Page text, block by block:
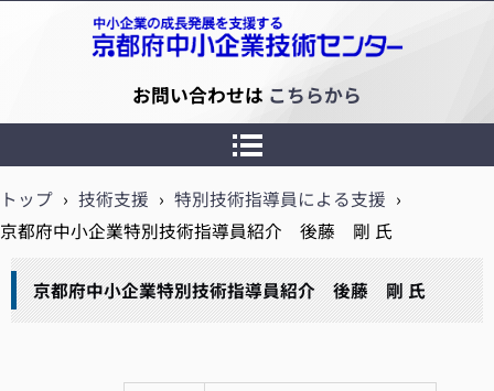
京都府中小企業技術センター
お問い合わせは こちらから
トップ › 技術支援 › 特別技術指導員による支援 ›
京都府中小企業特別技術指導員紹介 後藤 剛 氏
京都府中小企業特別技術指導員紹介 後藤 剛 氏